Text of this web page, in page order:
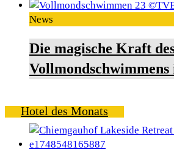
News
Die magische Kraft
Vollmondschwimmens
Hotel des Monats